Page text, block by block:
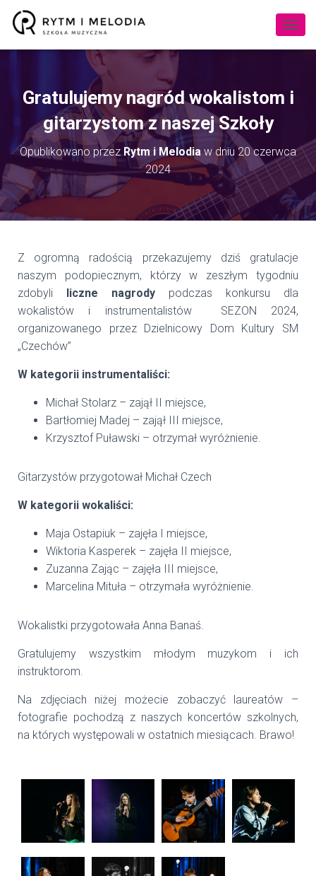
P
R
Ł
Ą
A
W
I
G
A
C
Gratulujemy nagród wokalistom i
gitarzystom z naszej Szkoły
Opublikowano przezRytm i Melodia w dniu 20 czerwca
2024
Z ogromną radością przekazujemy dziś gratulacje
naszym podopiecznym, którzy w zeszłym tygodniu
zdobyli liczne nagrody podczas konkursu dla
wokalistów i instrumentalistów SEZON 2024,
organizowanego przez Dzielnicowy Dom Kultury SM
„Czechów”
W kategorii instrumentaliści:
Michał Stolarz – zajął II miejsce,
Bartłomiej Madej – zajął III miejsce,
Krzysztof Puławski – otrzymał wyróżnienie.
Gitarzystów przygotował Michał Czech
W kategorii wokaliści:
Maja Ostapiuk – zajęła I miejsce,
Wiktoria Kasperek – zajęła II miejsce,
Zuzanna Zając – zajęła III miejsce,
Marcelina Mituła – otrzymała wyróżnienie.
Wokalistki przygotowała Anna Banaś.
Gratulujemy wszystkim młodym muzykom i ich
instruktorom.
Na zdjęciach niżej możecie zobaczyć laureatów –
fotografie pochodzą z naszych koncertów szkolnych,
na których występowali w ostatnich miesiącach. Brawo!